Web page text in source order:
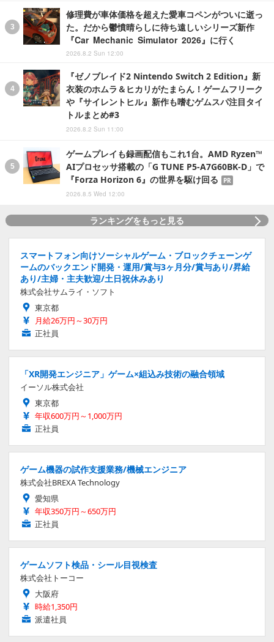
修理費が車体価格を超えた愛車コペンがついに逝っ
た。だから鬱憤晴らしに待ち遠しいシリーズ新作
『Car Mechanic Simulator 2026』に行く
2026.8.2 Sun 12:00
『ゼノブレイド2 Nintendo Switch 2 Edition』新
衣装のホムラ＆ヒカリがたまらん！ゲームフリーク
や『サイレントヒル』新作も嗜むゲムスパ注目タイ
トルまとめ#3
2026.8.2 Sun 11:00
ゲームプレイも録画配信もこれ1台。AMD Ryzen™
AIプロセッサ搭載の「G TUNE P5-A7G60BK-D」で
『Forza Horizon 6』の世界を駆け回る
PR
2026.8.5 Wed 12:00
ランキングをもっと見る
スマートフォン向けソーシャルゲーム・ブロックチェーンゲ
ームのバックエンド開発・運用/賞与3ヶ月分/賞与あり/昇給
あり/主婦・主夫歓迎/土日祝休みあり
株式会社サムライ・ソフト
東京都
月給26万円～30万円
正社員
「XR開発エンジニア」ゲーム×組込み技術の融合領域
イーソル株式会社
東京都
年収600万円～1,000万円
正社員
ゲーム機器の試作支援業務/機械エンジニア
株式会社BREXA Technology
愛知県
年収350万円～650万円
正社員
ゲームソフト検品・シール目視検査
株式会社トーコー
大阪府
時給1,350円
派遣社員